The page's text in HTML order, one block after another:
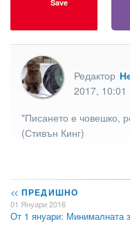
Save
Редактор
2017, 10:01
"Писането е човешко,
(Стивън Кинг)
<< ПРЕДИШНО
01 Януари 2016
От 1 януари: Минималната